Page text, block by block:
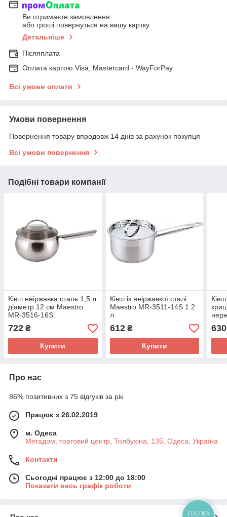
Ви отримаєте замовлення
або гроші повернуться на вашу картку
Детальніше
Післяплата
Оплата картою Visa, Mastercard - WayForPay
Всі умови оплати
Умови повернення
Повернення товару впродовж 14 днів за рахунок покупця
Всі умови повернення
Подібні товари компанії
Ківш неіржавка сталь 1,5 л
діаметр 12 см Maestro
MR-3516-16S
722 ₴
Купити
Ківш із неіржавкої сталі
Maestro MR-3511-14S 1.2
л
612₴
Купити
630
Про нас
86% позитивних з 75 відгуків за рік
Працює з 26.02.2019
м. Одеса
Мегадом, торговий центр, Толбухіна, 135, Одеса, Україна
Контакти
Сьогодні працює з 12:00 до 18:00
Показати весь графік роботи
КНОПКА